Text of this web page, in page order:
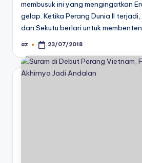
membusuk ini yang mengingatkan
gelap. Ketika Perang Dunia II
dan Sekutu berlari untuk
Posted
az 23/07/2018